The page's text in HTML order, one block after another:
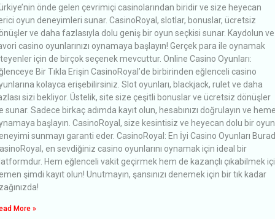
önde gelen çevrimiçi casinolarından biridir ve size heyecan
oyun deneyimleri sunar. CasinoRoyal, slotlar, bonuslar, ücretsiz
ve daha fazlasıyla dolu geniş bir oyun seçkisi sunar. Kaydolun ve
casino oyunlarınızı oynamaya başlayın! Gerçek para ile oynamak
için de birçok seçenek mevcuttur. Online Casino Oyunları:
Bir Tıkla Erişin CasinoRoyal’de birbirinden eğlenceli casino
kolayca erişebilirsiniz. Slot oyunları, blackjack, rulet ve daha
sizi bekliyor. Üstelik, site size çeşitli bonuslar ve ücretsiz dönüşler
sunar. Sadece birkaç adımda kayıt olun, hesabınızı doğrulayın ve
başlayın. CasinoRoyal, size kesintisiz ve heyecan dolu bir oyun
sunmayı garanti eder. CasinoRoyal: En İyi Casino Oyunları
en sevdiğiniz casino oyunlarını oynamak için ideal bir
Hem eğlenceli vakit geçirmek hem de kazançlı çıkabilmek
şimdi kayıt olun! Unutmayın, şansınızı denemek için bir tık kadar
More »